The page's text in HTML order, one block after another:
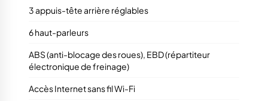
3 appuis-tête arrière réglables
6 haut-parleurs
ABS (anti-blocage des roues), EBD (répartiteur
électronique de freinage)
Accès Internet sans fil Wi-Fi